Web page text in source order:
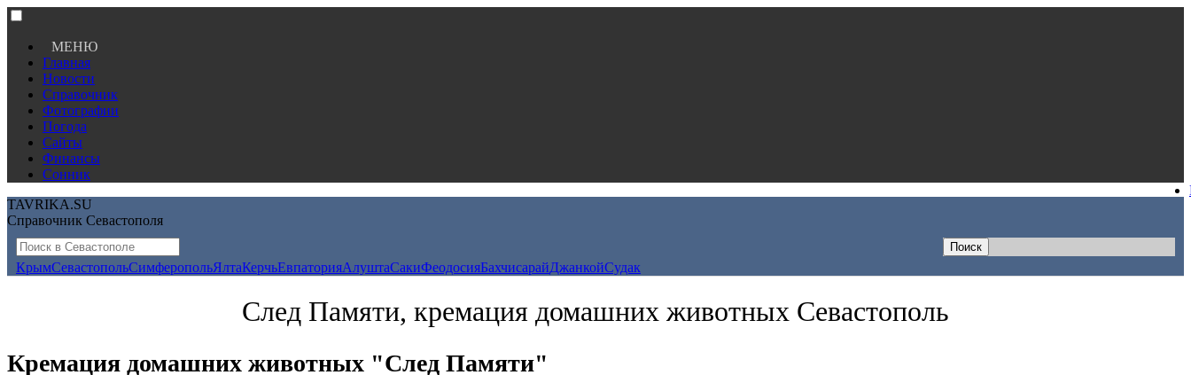
МЕНЮ
Главная
Новости
Справочник
Фотографии
Погода
Сайты
Финансы
Сонник
TAVRIKA.SU
Справочник Севастополя
КрымСевастопольСимферопольЯлтаКерчьЕвпаторияАлуштаСакиФеодосияБахчисарайДжанкойСудак
След Памяти, кремация домашних животных Севастополь
Кремация домашних животных "След Памяти"